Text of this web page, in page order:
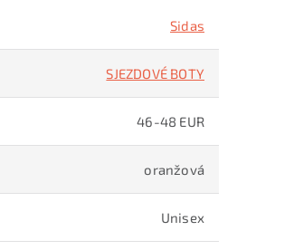
Sidas
SJEZDOVÉ BOTY
46-48 EUR
oranžová
Unisex